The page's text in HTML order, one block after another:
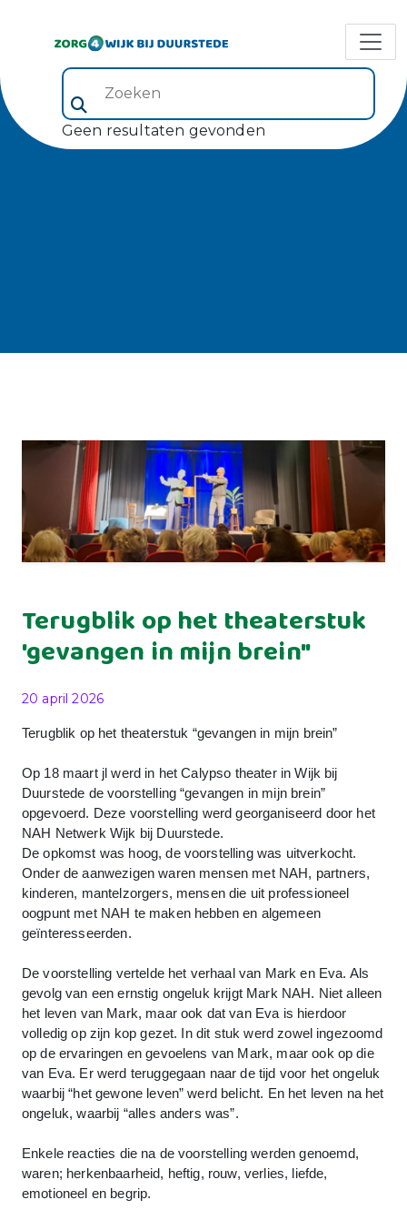
Zoeken (veld 5)
Geen resultaten gevonden
Terugblik op het theaterstuk
'gevangen in mijn brein"
Gepubliceerd op
20 april 2026
Terugblik op het theaterstuk “gevangen in mijn brein”
Op 18 maart jl werd in het Calypso theater in Wijk bij
Duurstede de voorstelling “gevangen in mijn brein”
opgevoerd. Deze voorstelling werd georganiseerd door het
NAH Netwerk Wijk bij Duurstede.
De opkomst was hoog, de voorstelling was uitverkocht.
Onder de aanwezigen waren mensen met NAH, partners,
kinderen, mantelzorgers, mensen die uit professioneel
oogpunt met NAH te maken hebben en algemeen
geïnteresseerden.
De voorstelling vertelde het verhaal van Mark en Eva. Als
gevolg van een ernstig ongeluk krijgt Mark NAH. Niet alleen
het leven van Mark, maar ook dat van Eva is hierdoor
volledig op zijn kop gezet. In dit stuk werd zowel ingezoomd
op de ervaringen en gevoelens van Mark, maar ook op die
van Eva. Er werd teruggegaan naar de tijd voor het ongeluk
waarbij “het gewone leven” werd belicht. En het leven na het
ongeluk, waarbij “alles anders was”.
Enkele reacties die na de voorstelling werden genoemd,
waren; herkenbaarheid, heftig, rouw, verlies, liefde,
emotioneel en begrip.